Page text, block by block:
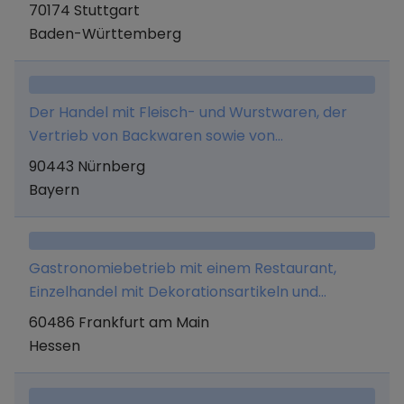
Cateringstände, Presse- und Mediaplanung,
Zusammenhang mit dem Unternehmenszweck
stehen. Des Weiteren den Vertrieb von
Merchandise und Beratungsdienstleistungen
rund um das Thema finanzielle Bildung.
70174 Stuttgart
Baden-Württemberg
Der Handel mit Fleisch- und Wurstwaren, der
Vertrieb von Backwaren sowie von
Lebensmitteln in Einzelhandelsgeschäften.
90443 Nürnberg
Bayern
Gastronomiebetrieb mit einem Restaurant,
Einzelhandel mit Dekorationsartikeln und
Souvenirs, insbesondere Haushaltsprodukte
(Besteck, Geschirr, usw)
60486 Frankfurt am Main
Hessen